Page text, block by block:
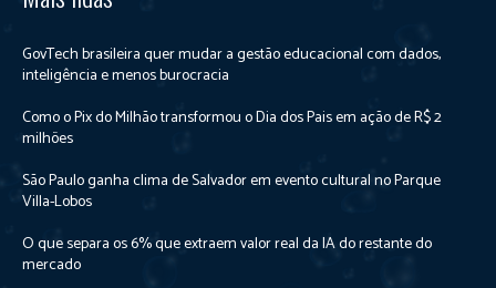
GovTech brasileira quer mudar a gestão educacional com dados,
inteligência e menos burocracia
Como o Pix do Milhão transformou o Dia dos Pais em ação de R$ 2
milhões
São Paulo ganha clima de Salvador em evento cultural no Parque
Villa-Lobos
O que separa os 6% que extraem valor real da IA do restante do
mercado